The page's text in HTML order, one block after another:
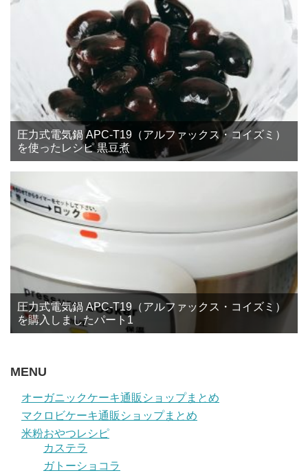
圧力式電気鍋 APC-T19（アルファックス・コイズミ）
を使ったレシピ 黒豆煮
圧力式電気鍋 APC-T19（アルファックス・コイズミ）
を購入しましたパート1
MENU
オーガニックケーキ通販ショップまとめ
マクロビケーキ通販ショップまとめ
米粉おやつレシピ
カステラ
ガトーショコラ